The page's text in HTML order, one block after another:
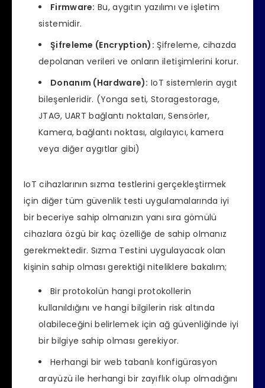
Firmware: Bu, aygıtın yazılımı ve işletim
sistemidir.
Şifreleme (Encryption): Şifreleme, cihazda
depolanan verileri ve onların iletişimlerini korur.
Donanım (Hardware): IoT sistemlerin aygıt
bileşenleridir. (Yonga seti, Storagestorage,
JTAG, UART bağlantı noktaları, Sensörler,
Kamera, bağlantı noktası, algılayıcı, kamera
veya diğer aygıtlar gibi)
IoT cihazlarının sızma testlerini gerçekleştirmek
için diğer tüm güvenlik testi uygulamalarında iyi
bir beceriye sahip olmanızın yanı sıra gömülü
cihazlara özgü bir kaç özelliğe de sahip olmanız
gerekmektedir. Sızma Testini uygulayacak olan
kişinin sahip olması gerektiği niteliklere bakalım;
Bir protokolün hangi protokollerin
kullanıldığını ve hangi bilgilerin risk altında
olabileceğini belirlemek için ağ güvenliğinde iyi
bir bilgiye sahip olması gerekiyor.
Herhangi bir web tabanlı konfigürasyon
arayüzü ile herhangi bir zayıflık olup olmadığını